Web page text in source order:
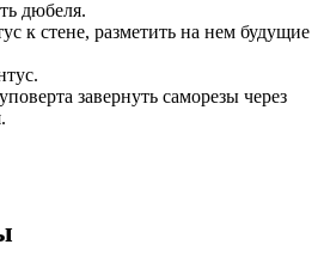
дюбеля.
к стене, разметить на нем будущие
завернуть саморезы через